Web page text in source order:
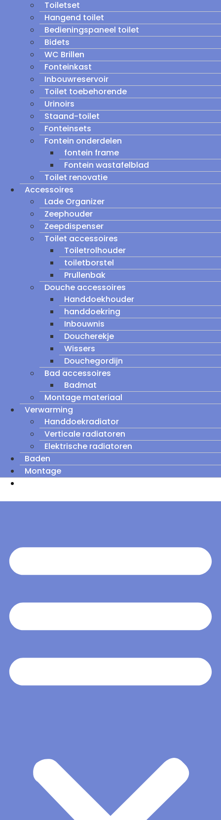
Toiletset
Hangend toilet
Bedieningspaneel toilet
Bidets
WC Brillen
Fonteinkast
Inbouwreservoir
Toilet toebehorende
Urinoirs
Staand-toilet
Fonteinsets
Fontein onderdelen
fontein frame
Fontein wastafelblad
Toilet renovatie
Accessoires
Lade Organizer
Zeephouder
Zeepdispenser
Toilet accessoires
Toiletrolhouder
toiletborstel
Prullenbak
Douche accessoires
Handdoekhouder
handdoekring
Inbouwnis
Doucherekje
Wissers
Douchegordijn
Bad accessoires
Badmat
Montage materiaal
Verwarming
Handdoekradiator
Verticale radiatoren
Elektrische radiatoren
Baden
Montage